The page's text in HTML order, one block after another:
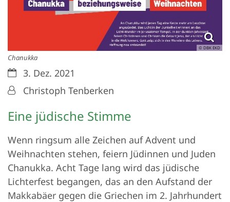
© DBK EKD
Chanukka
Datum:3. Dez. 2021
Von:Christoph Tenberken
Eine jüdische Stimme
Wenn ringsum alle Zeichen auf Advent und
Weihnachten stehen, feiern Jüdinnen und Juden
Chanukka. Acht Tage lang wird das jüdische
Lichterfest begangen, das an den Aufstand der
Makkabäer gegen die Griechen im 2. Jahrhundert